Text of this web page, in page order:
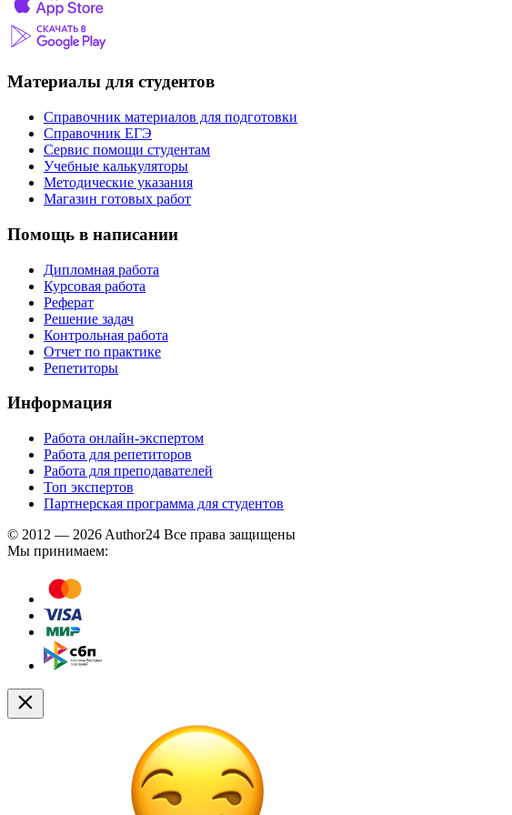
Материалы для студентов
Справочник материалов для подготовки
Справочник ЕГЭ
Сервис помощи студентам
Учебные калькуляторы
Методические указания
Магазин готовых работ
Помощь в написании
Дипломная работа
Курсовая работа
Реферат
Решение задач
Контрольная работа
Отчет по практике
Репетиторы
Информация
Работа онлайн-экспертом
Работа для репетиторов
Работа для преподавателей
Топ экспертов
Партнерская программа для студентов
© 2012 — 2026 Author24 Все права защищены
Мы принимаем: